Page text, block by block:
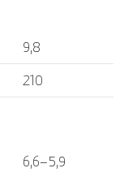
9,8
210
6,6–5,9